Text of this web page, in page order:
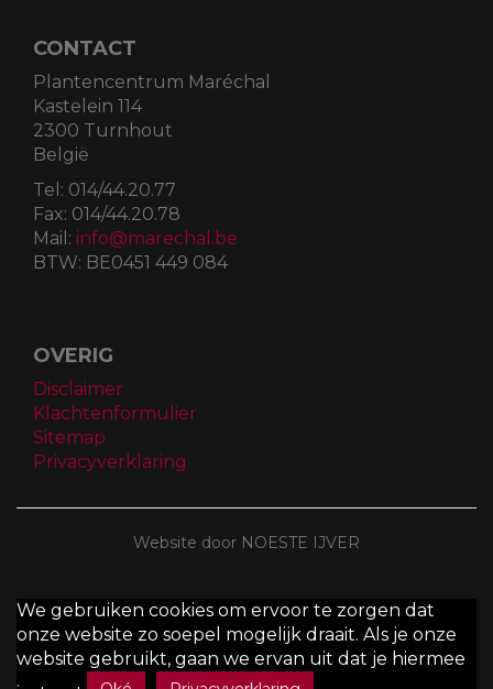
CONTACT
Plantencentrum Maréchal
Kastelein 114
2300 Turnhout
België
Tel: 014/44.20.77
Fax: 014/44.20.78
Mail: info@marechal.be
BTW: BE0451 449 084
OVERIG
Disclaimer
Klachtenformulier
Sitemap
Privacyverklaring
Website door NOESTE IJVER
We gebruiken cookies om ervoor te zorgen dat
onze website zo soepel mogelijk draait. Als je onze
website gebruikt, gaan we ervan uit dat je hiermee